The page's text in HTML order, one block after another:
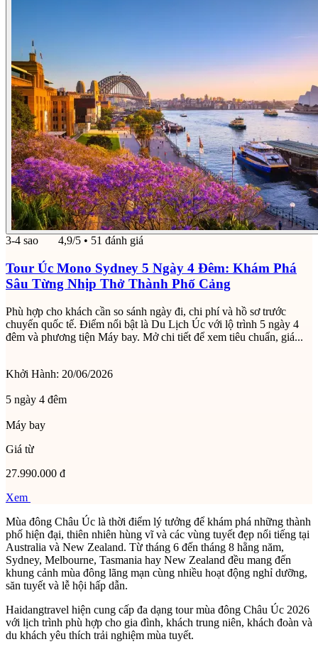
3-4 sao 4,9/5 • 51 đánh giá
Tour Úc Mono Sydney 5 Ngày 4 Đêm: Khám Phá
Sâu Từng Nhịp Thở Thành Phố Cảng
Phù hợp cho khách cần so sánh ngày đi, chi phí và hồ sơ trước
chuyến quốc tế. Điểm nổi bật là Du Lịch Úc với lộ trình 5 ngày 4
đêm và phương tiện Máy bay. Mở chi tiết để xem tiêu chuẩn, giá...
Khởi Hành: 20/06/2026
5 ngày 4 đêm
Máy bay
Giá từ
27.990.000 đ
Xem
Mùa đông Châu Úc là thời điểm lý tưởng để khám phá những thành
phố hiện đại, thiên nhiên hùng vĩ và các vùng tuyết đẹp nổi tiếng tại
Australia và New Zealand. Từ tháng 6 đến tháng 8 hằng năm,
Sydney, Melbourne, Tasmania hay New Zealand đều mang đến
khung cảnh mùa đông lãng mạn cùng nhiều hoạt động nghỉ dưỡng,
săn tuyết và lễ hội hấp dẫn.
Haidangtravel hiện cung cấp đa dạng tour mùa đông Châu Úc 2026
với lịch trình phù hợp cho gia đình, khách trung niên, khách đoàn và
du khách yêu thích trải nghiệm mùa tuyết.